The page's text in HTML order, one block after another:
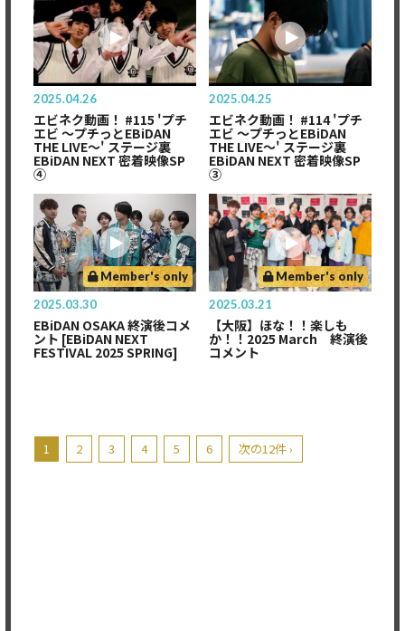
2025.04.26
エビネク動画！ #115 'プチ
エビ 〜プチっとEBiDAN
THE LIVE〜' ステージ裏
EBiDAN NEXT 密着映像SP
④
2025.04.25
エビネク動画！ #114 'プチ
エビ 〜プチっとEBiDAN
THE LIVE〜' ステージ裏
EBiDAN NEXT 密着映像SP
③
Member's only
2025.03.30
EBiDAN OSAKA 終演後コメ
ント [EBiDAN NEXT
FESTIVAL 2025 SPRING]
Member's only
2025.03.21
【大阪】ほな！！楽しも
か！！2025 March 終演後
コメント
1 2 3 4 5 6 次の12件 ›